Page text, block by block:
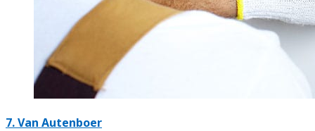
7. Van Autenboer